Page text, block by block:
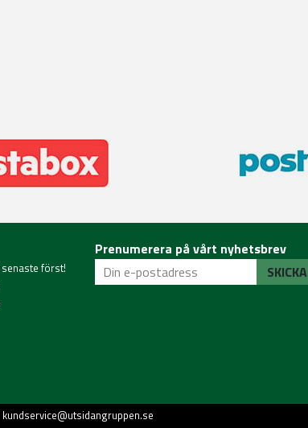
senaste först!
Prenumerera på vårt nyhetsbrev
SKICKA
kundservice@utsidangruppen.se